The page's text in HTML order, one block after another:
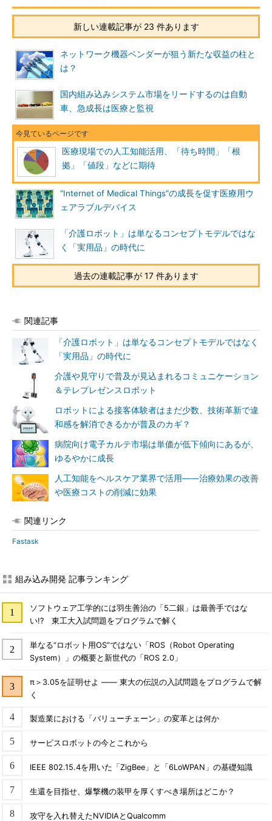
新しい連載記事が 23 件あります
ネットワーク機器ベンダーが狙う新たな収益の柱と
は？
国内組み込みシステム市場をリードするのは自動
車、急成長は医療と監視
医療現場での人工知能活用、「待ち時間」「根
拠」「値段」などに期待
“Internet of Medical Things”の成長を促す医療用ウ
ェアラブルデバイス
「介護ロボット」は単なるコンセプトモデルではな
く「実用品」の時代に
過去の連載記事が 17 件あります
関連記事
「介護ロボット」は単なるコンセプトモデルではなく
「実用品」の時代に
介護や見守りで普及が見込まれるコミュニケーション
＆テレプレゼンスロボット
ロボットによる接客体験者はまだ少数、技術革新で違
和感を解消できるかが普及のカギ？
病院向け電子カルテ市場は単価が低下傾向にあるが、
ゆるやかに成長
人工知能をヘルスケア業界で活用――治療効果の改善
や医療コストの削減に効果
関連リンク
Fastask
組み込み開発 記事ランキング
ソフトウェア工学的には羽生善治の「5二銀」は最善手ではな
い!? 東工大入試問題をプログラムで解く
単なる“ロボット用OS”ではない「ROS（Robot Operating
System）」の概要と新世代の「ROS 2.0」
π＞3.05を証明せよ ―― 東大の伝説の入試問題をプログラムで解
く
製造業における「バリューチェーン」の変革とは何か
サービスロボットの今とこれから
IEEE 802.15.4を用いた「ZigBee」と「6LoWPAN」の基礎知識
生還を目指せ、爆撃機の装甲を厚くすべき場所はどこか？
攻守を入れ替えたNVIDIAとQualcomm